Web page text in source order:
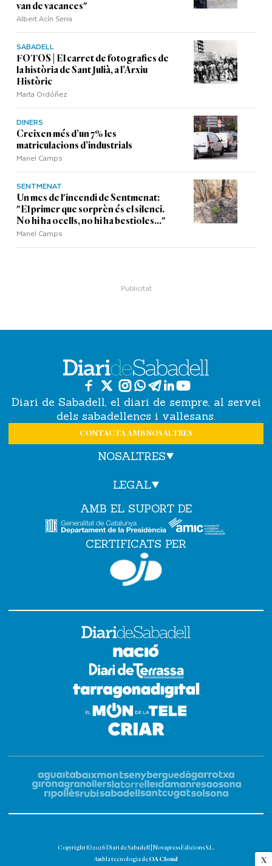
X
van de vacances"
Albert Acín Serra
SABADELL
FOTOS | El carret de fotografies de
la història de Sant Julià, a l’Arxiu
Històric
Marta Ordóñez
DINERS
Creixen més d’un 7% les
matriculacions d’industrials
Manel Camps
SENTMENAT
Un mes de l'incendi de Sentmenat:
"El primer que sorprèn és el silenci.
No hi ha ocells, no hi ha bestioles..."
Manel Camps
Diari de Sabadell, el diari de sempre, al servei
dels sabadellencs i vallesans.
CONTACTA AMB NOSALTRES
NOSALTRES
LEGAL
AMB EL SUPORT DE
CERTIFICATS PER
Copyright © 2026 Diari de Sabadell | Novapress Edicions S.L.
Amb la tecnologia de OA Cloud